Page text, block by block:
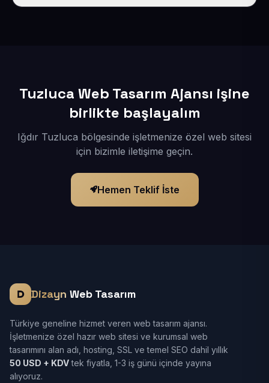
Tuzluca Web Tasarım Ajansı işine
birlikte başlayalım
Iğdır Tuzluca bölgesinde işletmenize özel web sitesi
için bizimle iletişime geçin.
Hemen Teklif İste
Dizayn Web Tasarım
Türkiye geneline hizmet veren web tasarım ajansı.
İşletmenize özel hazır web sitesi ve kurumsal web
tasarımını alan adı, hosting, SSL ve temel SEO dahil yıllık
50 USD + KDVtek fiyatla, 1-3 iş günü içinde yayına
alıyoruz.